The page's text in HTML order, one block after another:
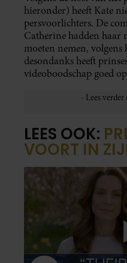
hieronder) heeft Kate
persvoorlichters. De
Catherine hadden haar
moeten nemen,
desondanks heeft
videoboodschap goed
LEES OOK:
VOORT IN